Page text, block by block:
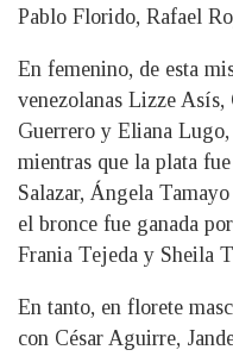
Pablo Florido, Rafael
En femenino, de esta
venezolanas Lizze
Guerrero y Eliana
mientras que la plata
Salazar, Ángela
el bronce fue ganada
Frania Tejeda y Sheila
En tanto, en florete
con César Aguirre,